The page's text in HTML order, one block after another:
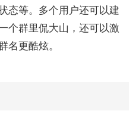
态等。多个用户还可以建
个群里侃大山，还可以激
名更酷炫。